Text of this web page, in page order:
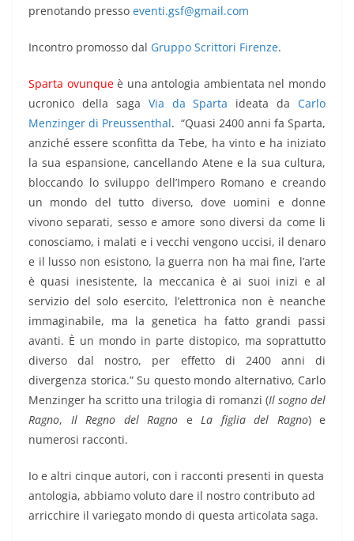
prenotando presso eventi.gsf@gmail.com
Incontro promosso dal Gruppo Scrittori Firenze.
Sparta ovunqueè una antologia ambientata nel mondo
ucronico della saga Via da Sparta ideata da Carlo
Menzinger di Preussenthal. “Quasi 2400 anni fa Sparta,
anziché essere sconfitta da Tebe, ha vinto e ha iniziato
la sua espansione, cancellando Atene e la sua cultura,
bloccando lo sviluppo dell’Impero Romano e creando
un mondo del tutto diverso, dove uomini e donne
vivono separati, sesso e amore sono diversi da come li
conosciamo, i malati e i vecchi vengono uccisi, il denaro
e il lusso non esistono, la guerra non ha mai fine, l’arte
è quasi inesistente, la meccanica è ai suoi inizi e al
servizio del solo esercito, l’elettronica non è neanche
immaginabile, ma la genetica ha fatto grandi passi
avanti. È un mondo in parte distopico, ma soprattutto
diverso dal nostro, per effetto di 2400 anni di
divergenza storica.” Su questo mondo alternativo, Carlo
Menzinger ha scritto una trilogia di romanzi (Il sogno del
Ragno, Il Regno del Ragno e La figlia del Ragno) e
numerosi racconti.
Io e altri cinque autori, con i racconti presenti in questa
antologia, abbiamo voluto dare il nostro contributo ad
arricchire il variegato mondo di questa articolata saga.